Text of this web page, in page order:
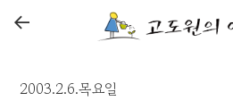
←
2003.2.6.목요일